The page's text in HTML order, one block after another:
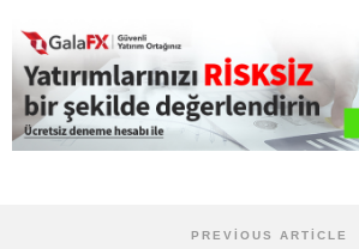
PREVIOUS ARTICLE